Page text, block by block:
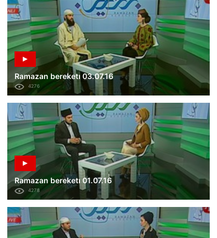
Ramazan bereketı 03.07.16
4276
Ramazan bereketı 01.07.16
4278